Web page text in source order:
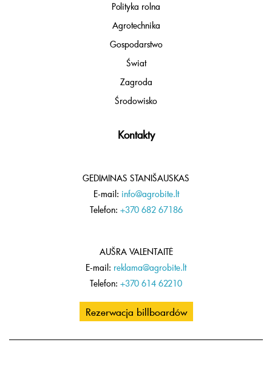
Polityka rolna
Agrotechnika
Gospodarstwo
Świat
Zagroda
Środowisko
Kontakty
GEDIMINAS STANIŠAUSKAS
E-mail: info@agrobite.lt
Telefon: +370 682 67186
AUŠRA VALENTAITĖ
E-mail: reklama@agrobite.lt
Telefon: +370 614 62210
Rezerwacja billboardów